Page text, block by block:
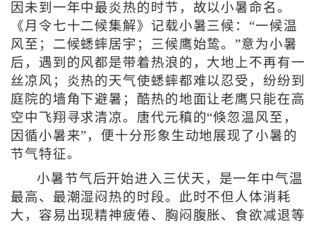
因未到一年中最炎热的时节，故以小暑命名。
《月令七十二候集解》记载小暑三候：“一候温
风至；二候蟋蟀居宇；三候鹰始鸷。”意为小暑
后，遇到的风都是带着热浪的，大地上不再有一
丝凉风；炎热的天气使蟋蟀都难以忍受，纷纷到
庭院的墙角下避暑；酷热的地面让老鹰只能在高
空中飞翔寻求清凉。唐代元稹的“倏忽温风至，
因循小暑来”，便十分形象生动地展现了小暑的
节气特征。
小暑节气后开始进入三伏天，是一年中气温
最高、最潮湿闷热的时段。此时不但人体消耗
大，容易出现精神疲倦、胸闷腹胀、食欲减退等